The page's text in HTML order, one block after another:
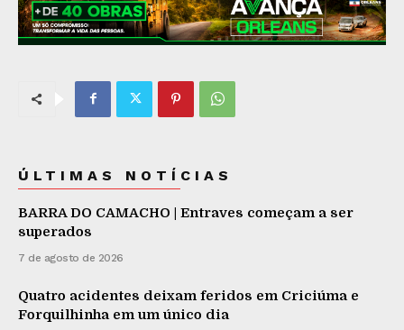
ÚLTIMAS NOTÍCIAS
BARRA DO CAMACHO | Entraves começam a ser
superados
7 de agosto de 2026
Quatro acidentes deixam feridos em Criciúma e
Forquilhinha em um único dia